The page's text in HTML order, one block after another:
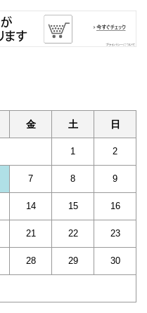
金 土 日
1 2
7 8 9
14 15 16
21 22 23
28 29 30